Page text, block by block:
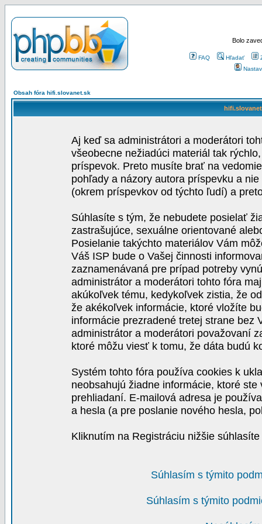
Bolo
FAQ Hľadať
Obsah fóra hifi.slovanet.sk
Aj keď sa administrátori a moderátori
všeobecne nežiadúci materiál tak
príspevok. Preto musíte brať na
pohľady a názory autora príspevku a
(okrem príspevkov od týchto ľudí) a
Súhlasíte s tým, že nebudete posielať
zastrašujúce, sexuálne orientované
Posielanie takýchto materiálov Vám
Váš ISP bude o Vašej činnosti
zaznamenávaná pre prípad potreby
administrátor a moderátori tohto fóra
akúkoľvek tému, kedykoľvek zistia, že
že akékoľvek informácie, ktoré vložíte
informácie prezradené tretej strane bez
administrátor a moderátori považovaní
ktoré môžu viesť k tomu, že dáta budú
Systém tohto fóra používa cookies k
neobsahujú žiadne informácie, ktoré
prehliadaní. E-mailová adresa je
a hesla (a pre poslanie nového hesla,
Kliknutím na Registráciu nižšie
Súhlasím s týmito
Súhlasím s týmito